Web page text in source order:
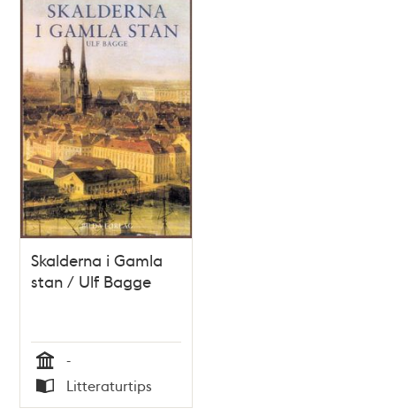
Skalderna i Gamla
stan / Ulf Bagge
Tid
-
Typ
Litteraturtips